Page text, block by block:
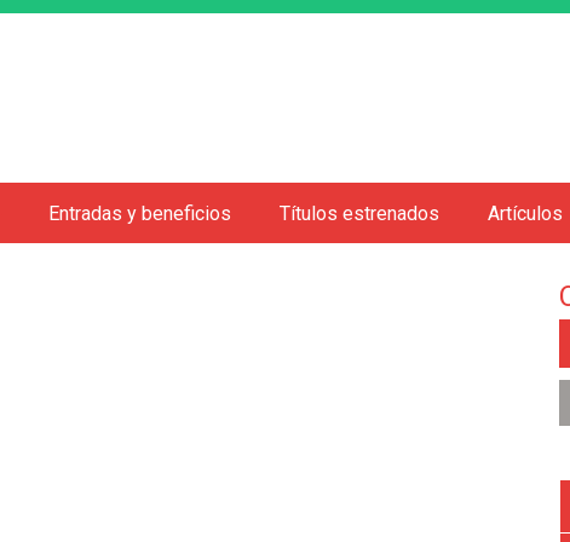
Entradas y beneficios Títulos estrenados Artículos